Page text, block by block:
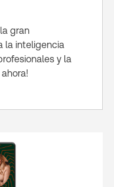
gran
la inteligencia
y la